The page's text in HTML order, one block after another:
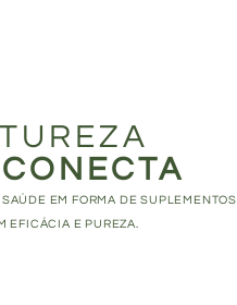
CONECTA
EM FORMA DE SUPLEMENTOS
EFICÁCIA E PUREZA.